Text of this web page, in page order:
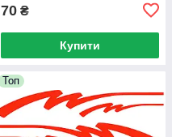
70 ₴
Купити
Топ